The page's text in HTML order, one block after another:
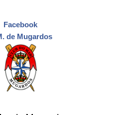
Facebook
de Mugardos